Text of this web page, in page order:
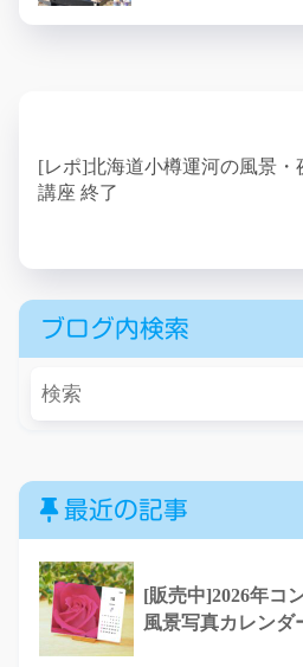
[レポ]北海道小樽運河の風景・
講座 終了
ブログ内検索
最近の記事
[販売中]2026年コ
風景写真カレンダ